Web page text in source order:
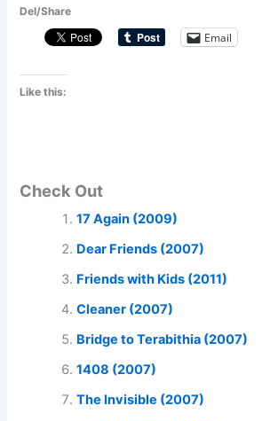
Del/Share
Email
Like this:
Check Out
17 Again (2009)
Dear Friends (2007)
Friends with Kids (2011)
Cleaner (2007)
Bridge to Terabithia (2007)
1408 (2007)
The Invisible (2007)